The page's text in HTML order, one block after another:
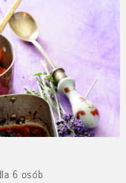
6 osób